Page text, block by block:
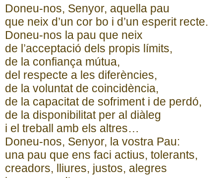
Doneu-nos, Senyor, aquella pau
que neix d’un cor bo i d’un esperit recte.
Doneu-nos la pau que neix
de l’acceptació dels propis límits,
de la confiança mútua,
del respecte a les diferències,
de la voluntat de coincidència,
de la capacitat de sofriment i de perdó,
de la disponibilitat per al diàleg
i el treball amb els altres…
Doneu-nos, Senyor, la vostra Pau:
una pau que ens faci actius, tolerants,
creadors, lliures, justos, alegres